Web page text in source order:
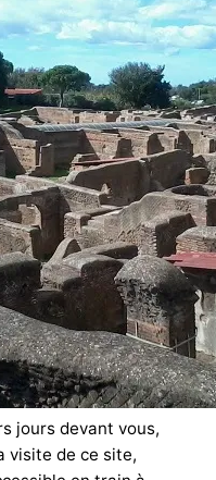
jours devant vous,
visite de ce site,